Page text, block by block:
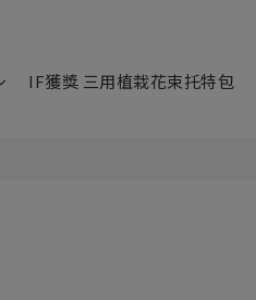
IF獲獎 三用植栽花束托特包